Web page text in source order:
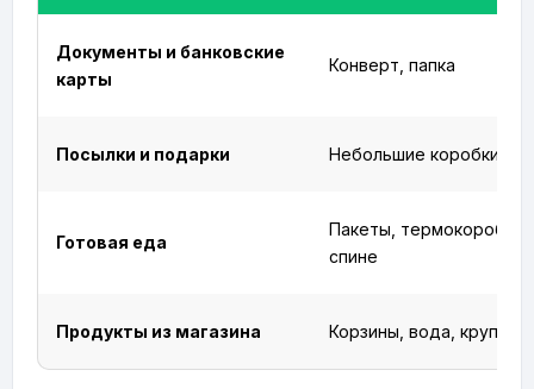
Документы и банковские
карты
Конверт, папка
Посылки и подарки Небольшие коробки
Готовая еда
Пакеты, термокороб на
спине
Продукты из магазина Корзины, вода, крупы